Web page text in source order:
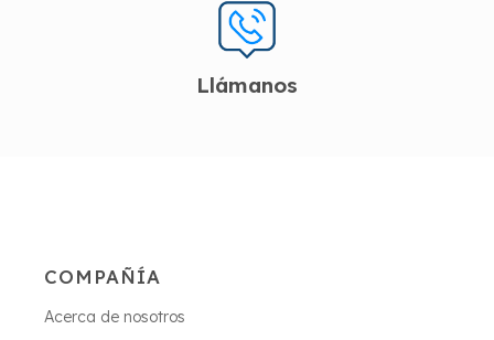
Llámanos
COMPAÑÍA
Acerca de nosotros